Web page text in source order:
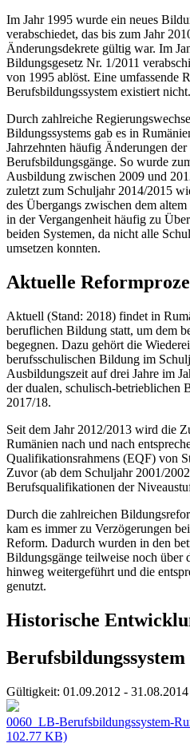
Im Jahr 1995 wurde ein neues
verabschiedet, das bis zum Jahr
Änderungsdekrete gültig war. Im
Bildungsgesetz Nr. 1/2011
von 1995 ablöst. Eine umfassende
Berufsbildungssystem existiert nicht.
Durch zahlreiche
Bildungssystems gab es in
Jahrzehnten häufig Änderungen der
Berufsbildungsgänge. So wurde
Ausbildung zwischen 2009 und
zuletzt zum Schuljahr 2014/2015
des Übergangs zwischen dem
in der Vergangenheit häufig zu
beiden Systemen, da nicht alle
umsetzen konnten.
Aktuelle
Aktuell (Stand: 2018) findet in
beruflichen Bildung statt, um dem
begegnen. Dazu gehört die
berufsschulischen Bildung im
Ausbildungszeit auf drei Jahre im
der dualen, schulisch-betrieblichen
2017/18.
Seit dem Jahr 2012/2013 wird die
Rumänien nach und nach
Qualifikationsrahmens (EQF) von
Zuvor (ab dem Schuljahr 2001/
Berufsqualifikationen der
Durch die zahlreichen
kam es immer zu Verzögerungen
Reform. Dadurch wurden in den
Bildungsgänge teilweise noch über
hinweg weitergeführt und die
genutzt.
Historische
Berufsbildungssystem
Gültigkeit: 01.09.2012 - 31.08.2014
0060_LB-Berufsbildungssystem-
102.77 KB)